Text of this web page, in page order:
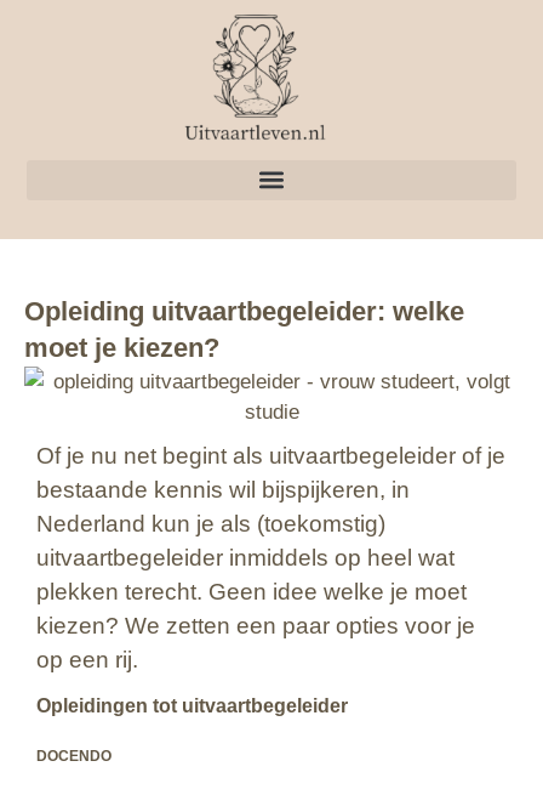
Opleiding uitvaartbegeleider: welke
moet je kiezen?
Of je nu net begint als uitvaartbegeleider of je
bestaande kennis wil bijspijkeren, in
Nederland kun je als (toekomstig)
uitvaartbegeleider inmiddels op heel wat
plekken terecht. Geen idee welke je moet
kiezen? We zetten een paar opties voor je
op een rij.
Opleidingen tot uitvaartbegeleider
DOCENDO